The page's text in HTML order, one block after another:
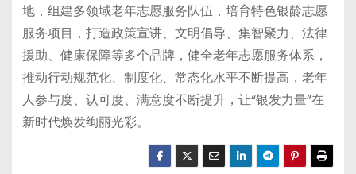
地，组建多领域老年志愿服务队伍，培育特色银龄志愿
服务项目，打造政策宣讲、文明倡导、集智聚力、法律
援助、健康保障等多个品牌，健全老年志愿服务体系，
推动行动规范化、制度化、常态化水平不断提高，老年
人参与度、认可度、满意度不断提升，让“银发力量”在
新时代焕发绚丽光彩。